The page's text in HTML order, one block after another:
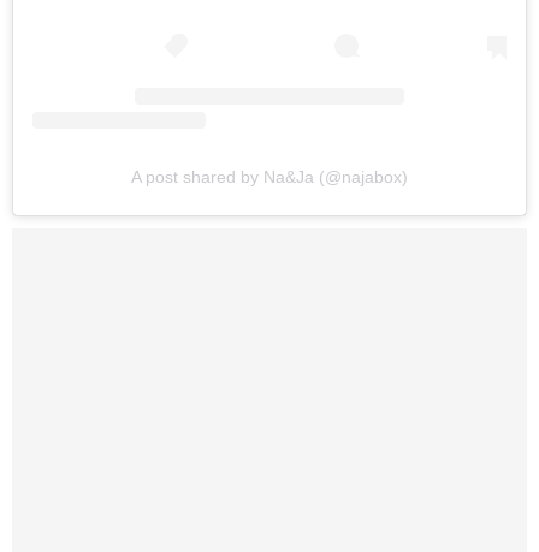
A post shared by Na&Ja (@najabox)